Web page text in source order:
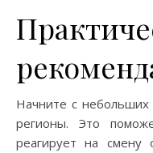
Начните с небольших
регионы. Это
реагирует на смену